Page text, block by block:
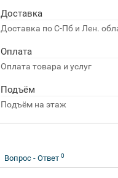
Доставка
Доставка по С-Пб и Лен.
Оплата
Оплата товара и услуг
Подъём
Подъём на этаж
Вопрос - Ответ 0